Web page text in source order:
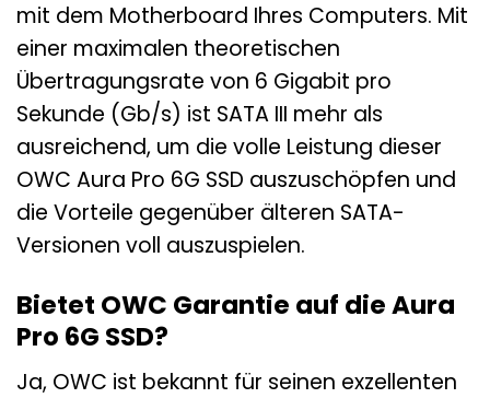
mit dem Motherboard Ihres Computers. Mit
einer maximalen theoretischen
Übertragungsrate von 6 Gigabit pro
Sekunde (Gb/s) ist SATA III mehr als
ausreichend, um die volle Leistung dieser
OWC Aura Pro 6G SSD auszuschöpfen und
die Vorteile gegenüber älteren SATA-
Versionen voll auszuspielen.
Bietet OWC Garantie auf die Aura
Pro 6G SSD?
Ja, OWC ist bekannt für seinen exzellenten